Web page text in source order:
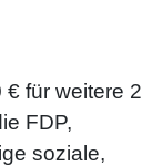
für weitere 2
FDP,
soziale,